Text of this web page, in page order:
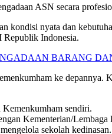
ASN secara
kondisi nyata dan
Republik Indonesia.
BARANG
ke depannya.
sendiri.
Kementerian/
sekolah